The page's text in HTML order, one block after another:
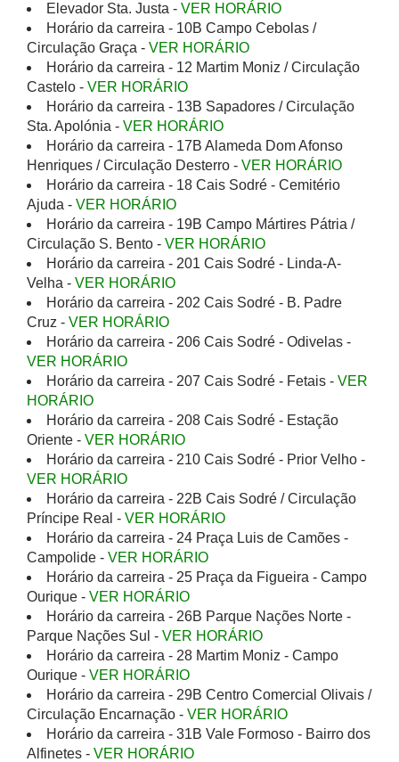
Elevador Sta. Justa - VER HORÁRIO
Horário da carreira - 10B Campo Cebolas /
Circulação Graça - VER HORÁRIO
Horário da carreira - 12 Martim Moniz / Circulação
Castelo - VER HORÁRIO
Horário da carreira - 13B Sapadores / Circulação
Sta. Apolónia - VER HORÁRIO
Horário da carreira - 17B Alameda Dom Afonso
Henriques / Circulação Desterro - VER HORÁRIO
Horário da carreira - 18 Cais Sodré - Cemitério
Ajuda - VER HORÁRIO
Horário da carreira - 19B Campo Mártires Pátria /
Circulação S. Bento - VER HORÁRIO
Horário da carreira - 201 Cais Sodré - Linda-A-
Velha - VER HORÁRIO
Horário da carreira - 202 Cais Sodré - B. Padre
Cruz - VER HORÁRIO
Horário da carreira - 206 Cais Sodré - Odivelas -
VER HORÁRIO
Horário da carreira - 207 Cais Sodré - Fetais - VER
HORÁRIO
Horário da carreira - 208 Cais Sodré - Estação
Oriente - VER HORÁRIO
Horário da carreira - 210 Cais Sodré - Prior Velho -
VER HORÁRIO
Horário da carreira - 22B Cais Sodré / Circulação
Príncipe Real - VER HORÁRIO
Horário da carreira - 24 Praça Luis de Camões -
Campolide - VER HORÁRIO
Horário da carreira - 25 Praça da Figueira - Campo
Ourique - VER HORÁRIO
Horário da carreira - 26B Parque Nações Norte -
Parque Nações Sul - VER HORÁRIO
Horário da carreira - 28 Martim Moniz - Campo
Ourique - VER HORÁRIO
Horário da carreira - 29B Centro Comercial Olivais /
Circulação Encarnação - VER HORÁRIO
Horário da carreira - 31B Vale Formoso - Bairro dos
Alfinetes - VER HORÁRIO